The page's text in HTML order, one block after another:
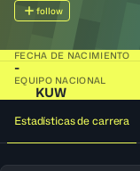
follow
FECHA DE NACIMIENTO
-
EQUIPO NACIONAL
KUW
Estadísticas de carrera